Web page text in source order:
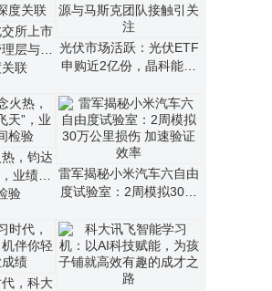
所上市
层与厦
联
光伏市场活跃：光伏ETF
申购近2亿份，晶科能源
，钧达
业绩突
验
雷军揭秘小米汽车六自由
度试验室：2周模拟30万
，科大